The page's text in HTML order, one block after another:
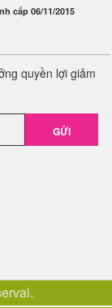
cấp 06/11/2015
quyền lợi giảm
GỬI